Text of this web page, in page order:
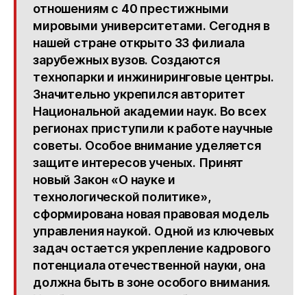
отношениям с 40 престижными
мировыми университетами. Сегодня в
нашей стране открыто 33 филиала
зарубежных вузов. Создаются
технопарки и инжиниринговые центры.
Значительно укрепился авторитет
Национальной академии наук. Во всех
регионах приступили к работе научные
советы. Особое внимание уделяется
защите интересов ученых. Принят
новый Закон «О науке и
технологической политике»,
сформирована новая правовая модель
управления наукой. Одной из ключевых
задач остается укрепление кадрового
потенциала отечественной науки, она
должна быть в зоне особого внимания.